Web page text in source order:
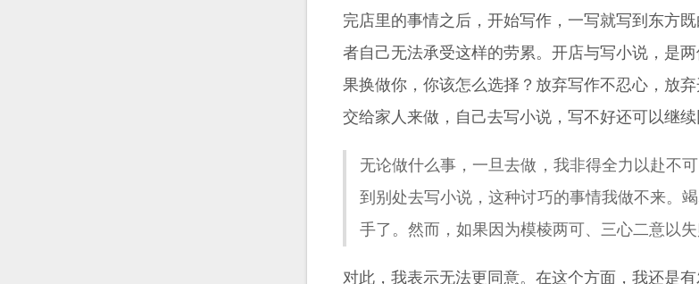
完店里的事情之后，开始写作，一写就写到东方
者自己无法承受这样的劳累。开店与写小说，是
果换做你，你该怎么选择？放弃写作不忍心，放
交给家人来做，自己去写小说，写不好还可以继
无论做什么事，一旦去做，我非得全力以赴不
到别处去写小说，这种讨巧的事情我做不来。
手了。然而，如果因为模棱两可、三心二意以
对此，我表示无法更同意。在这个方面，我还是